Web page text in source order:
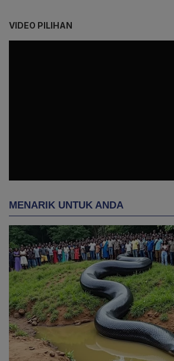
VIDEO PILIHAN